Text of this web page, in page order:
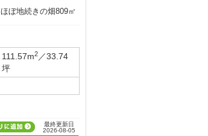
ぼ地続きの畑809㎡
111.57m2 ／33.74
坪
最終更新日
2026-08-05